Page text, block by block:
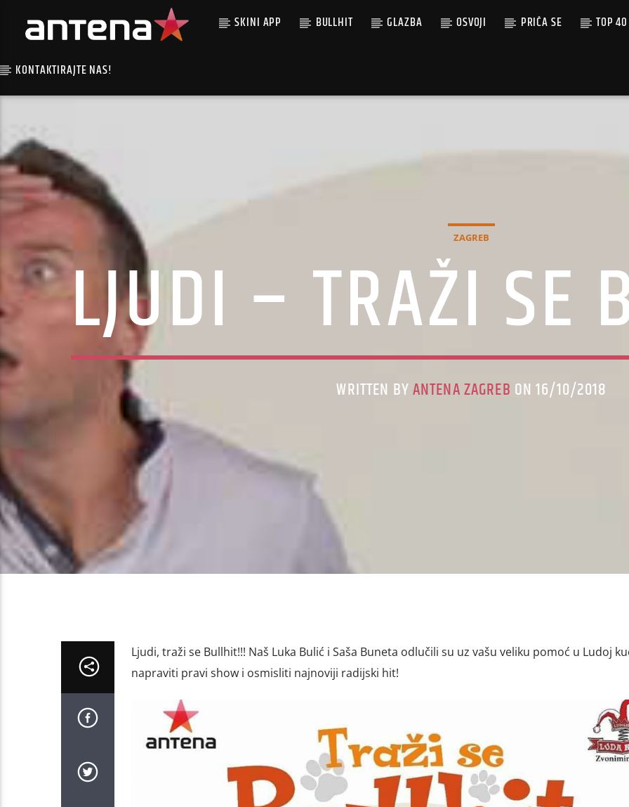
SKINI APP BULLHIT GLAZBA OSVOJI PRIČA SE TOP 40
KONTAKTIRAJTE NAS!
ZAGREB
LJUDI – TRAŽI SE
WRITTEN BYANTENA ZAGREB ON 16/10/2018
Ljudi, traži se Bullhit!!! Naš Luka Bulić i Saša Buneta odlučili su uz vašu veliku pomoć u Ludoj
napraviti pravi show i osmisliti najnoviji radijski hit!